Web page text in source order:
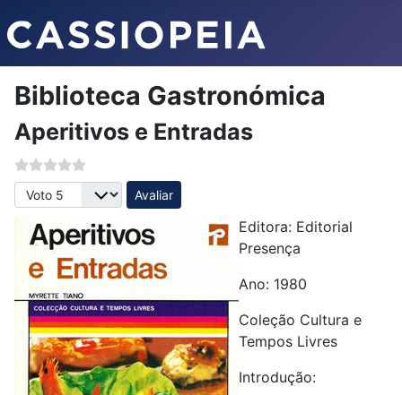
Biblioteca Gastronómica
Aperitivos e Entradas
Avalie, por favor
Editora: Editorial
Presença
Ano: 1980
Coleção Cultura e
Tempos Livres
Introdução: